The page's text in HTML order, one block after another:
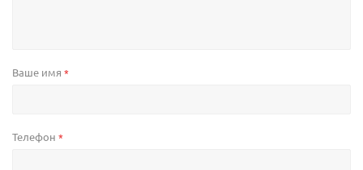
Ваше имя *
Телефон *